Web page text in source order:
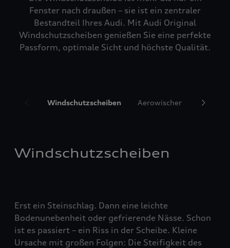
Fenster nach draußen – sie ist ein zentraler
Bestandteil Ihres Audi. Mit Audi Original
Windschutzscheiben genießen Sie eine perfekte
Passform, optimale Sicht und höchste Qualität.
Windschutzscheiben Aerowischer
Windschutzscheiben
Erst ein Steinschlag. Dann eine leichte
Bodenunebenheit oder gefrierende Nässe. Schon
ist es passiert – ein Riss in der Scheibe. Kleine
Ursache mit großen Folgen: Die Steifigkeit des